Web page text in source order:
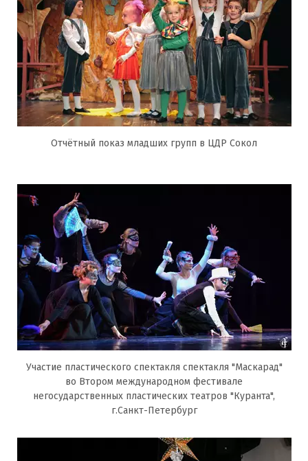
Отчётный показ младших групп в ЦДР Сокол
Участие пластического спектакля спектакля "Маскарад"
во Втором международном фестивале
негосударственных пластических театров "Куранта",
г.Санкт-Петербург